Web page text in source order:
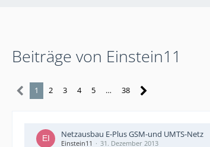
Beiträge von Einstein11
1 2 3 4 5 … 38
Netzausbau E-Plus GSM-und UMTS-Netz
Einstein11 31. Dezember 2013